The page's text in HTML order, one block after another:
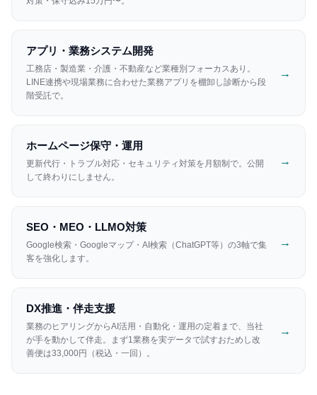
アプリ・業務システム開発
工務店・製造業・介護・不動産など業種別フォーカスあり。
LINE連携や現場業務に合わせた業務アプリを棚卸し診断から段
階受託で。
→
ホームページ保守・運用
更新代行・トラブル対応・セキュリティ対策を月額制で。公開
して終わりにしません。
→
SEO・MEO・LLMO対策
Google検索・Googleマップ・AI検索（ChatGPT等）の3軸で集
客を強化します。
→
DX推進・伴走支援
業務のヒアリングからAI活用・自動化・運用の定着まで、当社
が手を動かして伴走。まず1業務を実データで試すおためし改
善便は33,000円（税込・一回）。
→